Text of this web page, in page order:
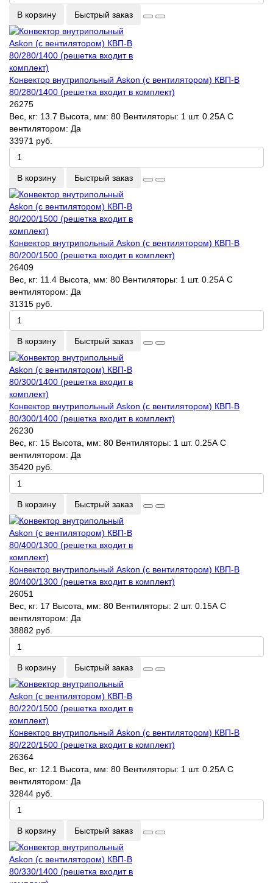
В корзину Быстрый заказ
Конвектор внутрипольный Askon (с вентилятором) КВП-В
80/280/1400 (решетка входит в комплект)
26275
Вес, кг: 13.7 Высота, мм: 80 Вентиляторы: 1 шт. 0.25А С
вентилятором: Да
33971 руб.
В корзину Быстрый заказ
Конвектор внутрипольный Askon (с вентилятором) КВП-В
80/200/1500 (решетка входит в комплект)
26409
Вес, кг: 11.4 Высота, мм: 80 Вентиляторы: 1 шт. 0.25А С
вентилятором: Да
31315 руб.
В корзину Быстрый заказ
Конвектор внутрипольный Askon (с вентилятором) КВП-В
80/300/1400 (решетка входит в комплект)
26230
Вес, кг: 15 Высота, мм: 80 Вентиляторы: 1 шт. 0.25А С
вентилятором: Да
35420 руб.
В корзину Быстрый заказ
Конвектор внутрипольный Askon (с вентилятором) КВП-В
80/400/1300 (решетка входит в комплект)
26051
Вес, кг: 17 Высота, мм: 80 Вентиляторы: 2 шт. 0.15А С
вентилятором: Да
38882 руб.
В корзину Быстрый заказ
Конвектор внутрипольный Askon (с вентилятором) КВП-В
80/220/1500 (решетка входит в комплект)
26364
Вес, кг: 12.1 Высота, мм: 80 Вентиляторы: 1 шт. 0.25А С
вентилятором: Да
32844 руб.
В корзину Быстрый заказ